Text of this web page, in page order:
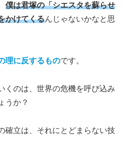
僕は君塚の「シエスタを蘇らせ
かけてくるんじゃないかなと思
理に反するものです。
くのは、世界の危機を呼び込み
うか？
確立は、それにとどまらない技